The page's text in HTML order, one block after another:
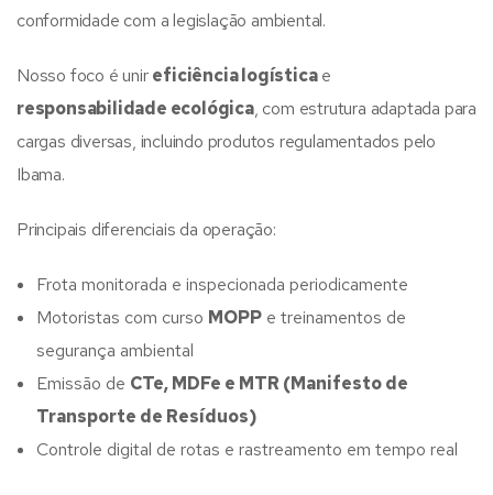
conformidade com a legislação ambiental.
Nosso foco é unireficiência logísticae
responsabilidade ecológica, com estrutura adaptada para
cargas diversas, incluindo produtos regulamentados pelo
Ibama.
Principais diferenciais da operação:
Frota monitorada e inspecionada periodicamente
Motoristas com curso MOPP e treinamentos de
segurança ambiental
Emissão de CTe, MDFe e MTR (Manifesto de
Transporte de Resíduos)
Controle digital de rotas e rastreamento em tempo real